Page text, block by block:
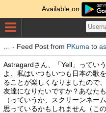
Available on
… - Feed Post from PKuma to
Astragardさん、「Yell」ってい
よ、私はいつもいつも日本の歌
ることが楽しくなりましたので
友達になりたいですか？あなた
（っていうか、スクリーンネー
思っているかもしれません（こ